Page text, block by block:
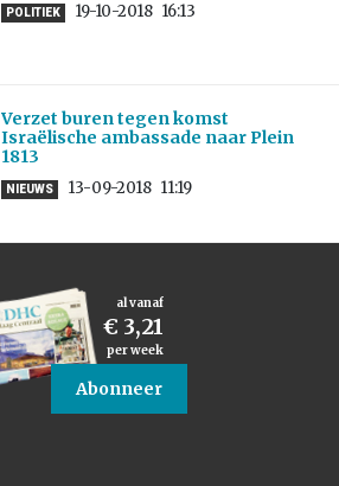
POLITIEK 19-10-2018 16:13
Verzet buren tegen komst
Israëlische ambassade naar Plein
1813
NIEUWS 13-09-2018 11:19
al vanaf
€ 3,21
per week
Abonneer